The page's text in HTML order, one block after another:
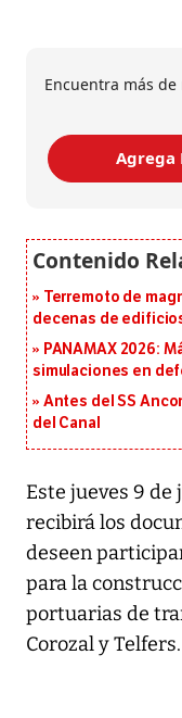
Encuentra más
Agrega
Terremoto de
decenas de
PANAMAX 2026:
simulaciones en
Antes del SS
del Canal
Este jueves 9 de
recibirá los
deseen
para la
portuarias de
Corozal y Telfers.